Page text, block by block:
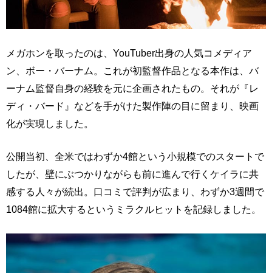
メガホンを取ったのは、YouTuber出身の人気コメディア
ン、ボー・バーナム。これが初監督作品となる本作は、バ
ーナム監督自身の経験を元に企画されたもの。それが『レ
ディ・バード』などを手がけた製作陣の目に留まり、映画
化が実現しました。
公開当初、全米ではわずか4館という小規模でのスタートで
したが、壁にぶつかりながらも前に進んで行くケイラに共
感する人々が続出。口コミで評判が広まり、わずか3週間で
1084館に拡大するというミラクルヒットを記録しました。